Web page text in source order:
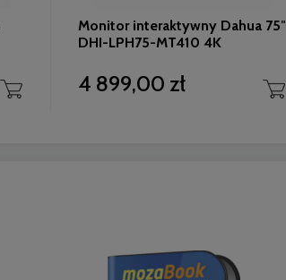
Monitor interaktywny Dahua 75″
DHI-LPH75-MT410 4K
4 899,00 zł